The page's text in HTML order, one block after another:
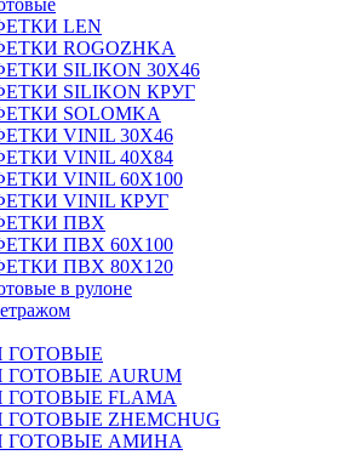
LEN
ROGOZHKA
SILIKON 30Х46
SILIKON КРУГ
SOLOMKA
VINIL 30Х46
VINIL 40Х84
VINIL 60Х100
VINIL КРУГ
ПВХ
ПВХ 60Х100
ПВХ 80Х120
в рулоне
ГОТОВЫЕ
ГОТОВЫЕ AURUM
ГОТОВЫЕ FLAMA
ZHEMCHUG
ГОТОВЫЕ АМИНА